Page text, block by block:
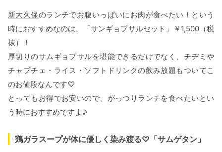
新大久保のランチでお腹いっぱいにお肉が食べたい！という
時におすすめなのは、「サンギョプサルセット」￥1,500（税
抜）！
厚切りのサムギョプサルを堪能できるだけでなく、チヂミや
チャプチェ・ライス・ソフトドリンクの飲み放題もついてこ
のお値段なんです♡
とってもお得でお安いので、がっつりランチを食べたいとい
う時におすすめですよ♪
鶏ガラスープが体に優しく染み渡る♡「サムゲタン」